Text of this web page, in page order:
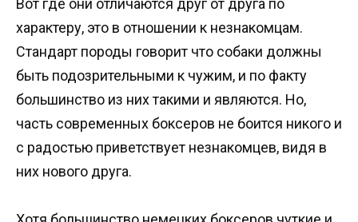
характеру, это в отношении к незнакомцам.
Стандарт породы говорит что собаки должны
быть подозрительными к чужим, и по факту
большинство из них такими и являются. Но,
часть современных боксеров не боится никого и
с радостью приветствует незнакомцев, видя в
них нового друга.